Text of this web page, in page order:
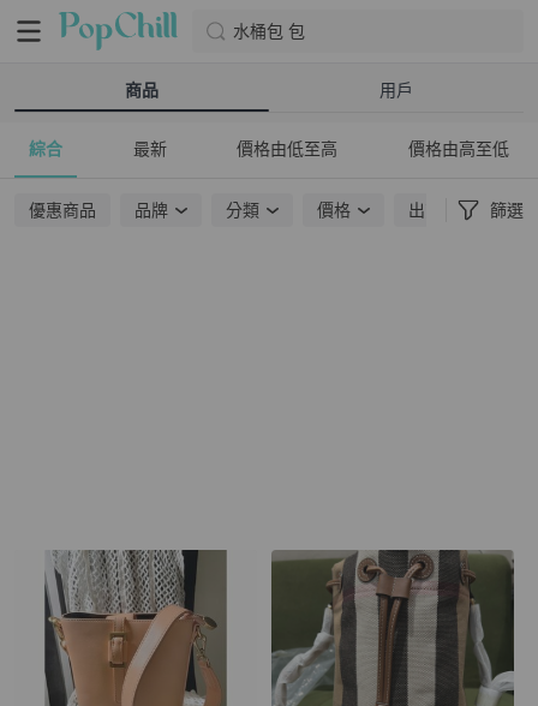
水桶包 包
商品 用戶
綜合 最新 價格由低至高 價格由高至低
優惠商品 品牌 分類 價格 出貨地點 篩選